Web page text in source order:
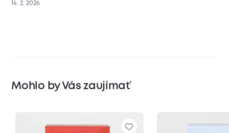
14. 2. 2026
Mohlo by Vás zaujímať